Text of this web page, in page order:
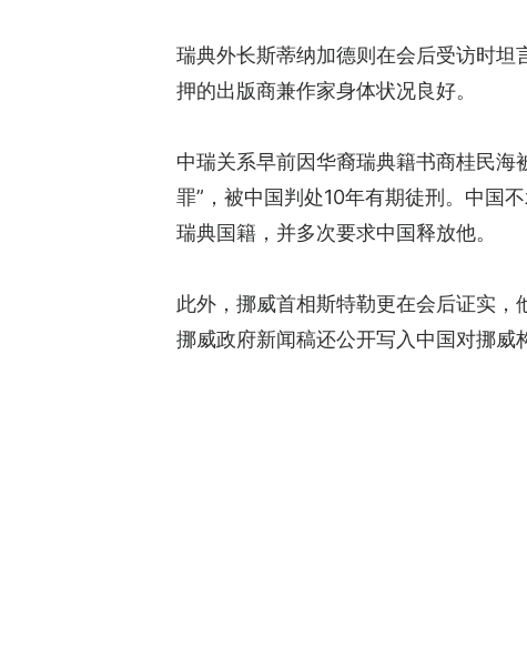
瑞典外长斯蒂纳加德则在会后受访时
押的出版商兼作家身体状况良好。
中瑞关系早前因华裔瑞典籍书商桂民
罪”，被中国判处10年有期徒刑。中国
瑞典国籍，并多次要求中国释放他。
此外，挪威首相斯特勒更在会后证实，
挪威政府新闻稿还公开写入中国对挪威